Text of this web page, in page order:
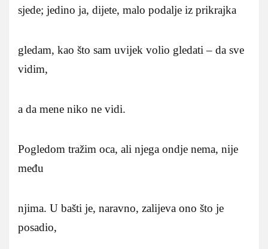
sjede; jedino ja, dijete, malo podalje iz prikrajka
gledam, kao što sam uvijek volio gledati – da sve
vidim,
a da mene niko ne vidi.
Pogledom tražim oca, ali njega ondje nema, nije
među
njima. U bašti je, naravno, zalijeva ono što je
posadio,